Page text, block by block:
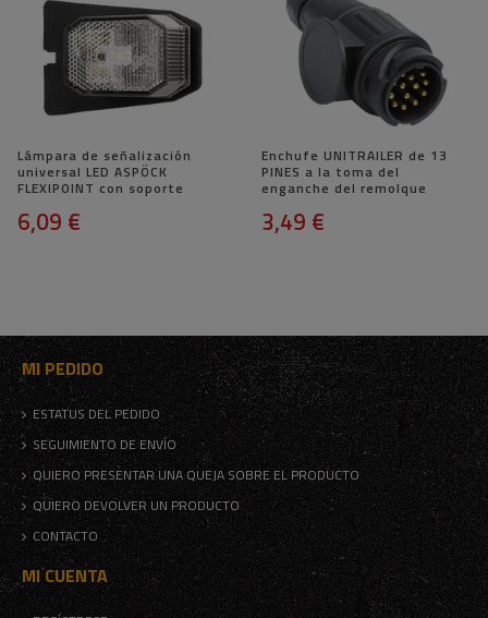
Lámpara de señalización
universal LED ASPÖCK
FLEXIPOINT con soporte
6,09 €
Enchufe UNITRAILER de 13
PINES a la toma del
enganche del remolque
3,49 €
MI PEDIDO
ESTATUS DEL PEDIDO
SEGUIMIENTO DE ENVÍO
QUIERO PRESENTAR UNA QUEJA SOBRE EL PRODUCTO
QUIERO DEVOLVER UN PRODUCTO
CONTACTO
MI CUENTA